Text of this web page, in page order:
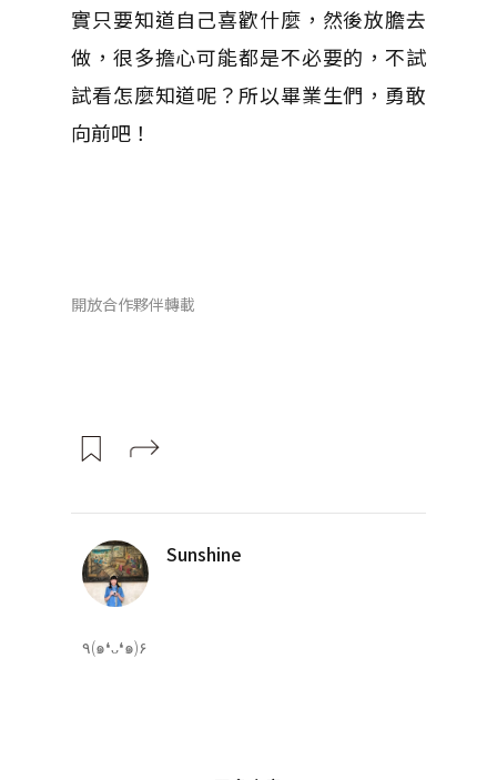
實只要知道自己喜歡什麼，然後放膽去
做，很多擔心可能都是不必要的，不試
試看怎麼知道呢？所以畢業生們，勇敢
向前吧！
開放合作夥伴轉載
Sunshine
٩(๑❛ᴗ❛๑)۶